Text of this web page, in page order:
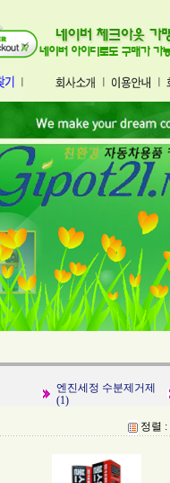
엔진세정 수분제거제
(1)
정렬 :